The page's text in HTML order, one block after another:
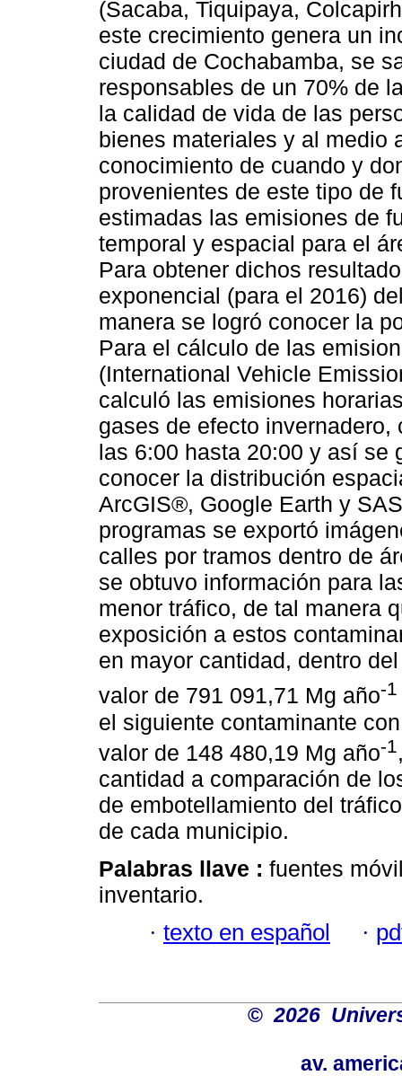
(Sacaba, Tiquipaya,
este crecimiento genera un
ciudad de Cochabamba, se
responsables de un 70% de
la calidad de vida de las
bienes materiales y al medio
conocimiento de cuando y
provenientes de este tipo de
estimadas las emisiones de
temporal y espacial para el
Para obtener dichos
exponencial (para el 2016)
manera se logró conocer la
Para el cálculo de las
(International Vehicle
calculó las emisiones
gases de efecto
las 6:00 hasta 20:00 y así se
conocer la distribución
ArcGIS®, Google Earth y
programas se exportó
calles por tramos dentro de
se obtuvo información para
menor tráfico, de tal manera
exposición a estos
en mayor cantidad, dentro
valor de 791 091,71 Mg año-1
el siguiente contaminante
valor de 148 480,19 Mg año-1
cantidad a comparación de
de embotellamiento del
de cada municipio.
Palabras llave : fuentes
inventario.
· texto en español ·
©2026
av.